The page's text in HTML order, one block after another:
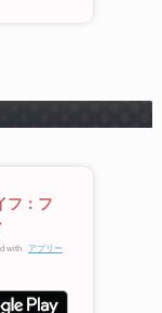
フ：フ
with
アプリー